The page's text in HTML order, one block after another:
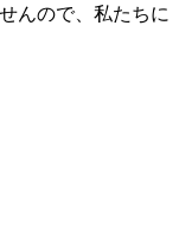
んので、私たちに